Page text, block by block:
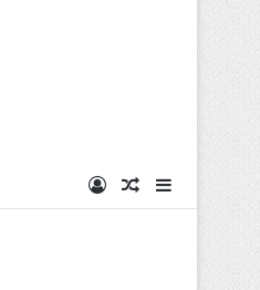
Log InRandom
Sidebar